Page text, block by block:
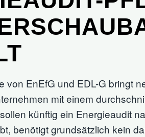
von EnEfG und EDL-G bringt
mit einem
künftig ein Energieaudit
benötigt grundsätzlich kein